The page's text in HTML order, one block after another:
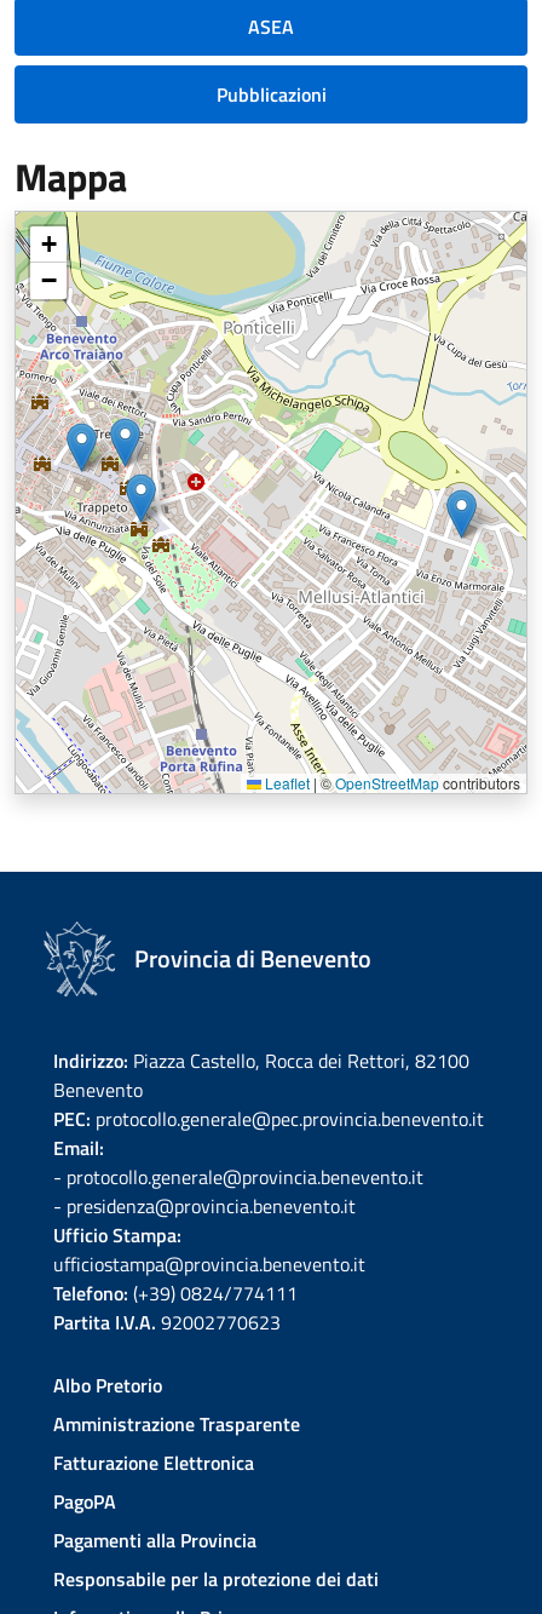
ASEA
Pubblicazioni
Mappa
+
−
Leaflet |©OpenStreetMapcontributors
Provincia di Benevento
Indirizzo: Piazza Castello, Rocca dei Rettori, 82100
Benevento
PEC: protocollo.generale@pec.provincia.benevento.it
Email:
- protocollo.generale@provincia.benevento.it
- presidenza@provincia.benevento.it
Ufficio Stampa:
ufficiostampa@provincia.benevento.it
Telefono: (+39) 0824/774111
Partita I.V.A. 92002770623
Albo Pretorio
Amministrazione Trasparente
Fatturazione Elettronica
PagoPA
Pagamenti alla Provincia
Responsabile per la protezione dei dati